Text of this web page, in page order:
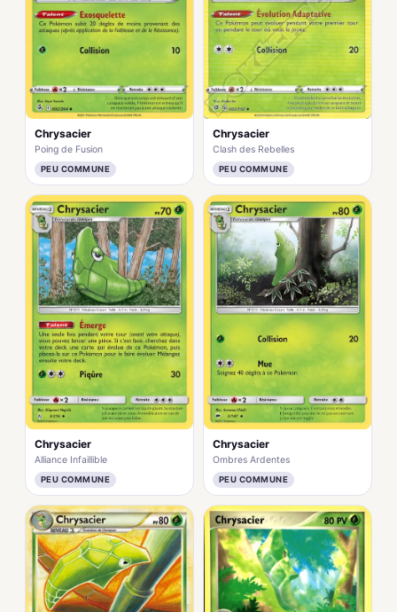
Chrysacier
Poing de Fusion
PEU COMMUNE
Chrysacier
Clash des Rebelles
PEU COMMUNE
Chrysacier
Alliance Infaillible
PEU COMMUNE
Chrysacier
Ombres Ardentes
PEU COMMUNE